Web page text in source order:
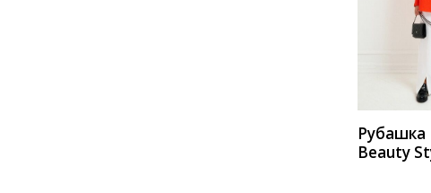
Рубашка
Beauty
КУПИТЬ